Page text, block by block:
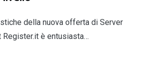
della nuova offerta di Server
è entusiasta…